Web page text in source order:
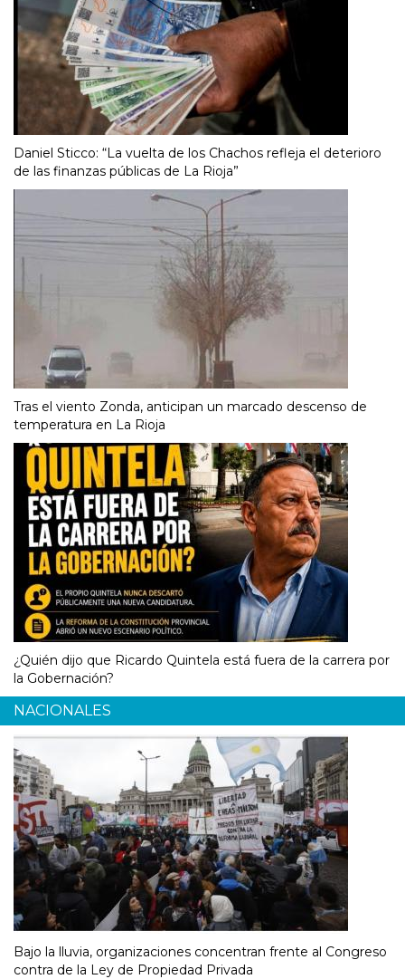
Daniel Sticco: “La vuelta de los Chachos refleja el deterioro
de las finanzas públicas de La Rioja”
Tras el viento Zonda, anticipan un marcado descenso de
temperatura en La Rioja
¿Quién dijo que Ricardo Quintela está fuera de la carrera por
la Gobernación?
NACIONALES
Bajo la lluvia, organizaciones concentran frente al Congreso
contra de la Ley de Propiedad Privada